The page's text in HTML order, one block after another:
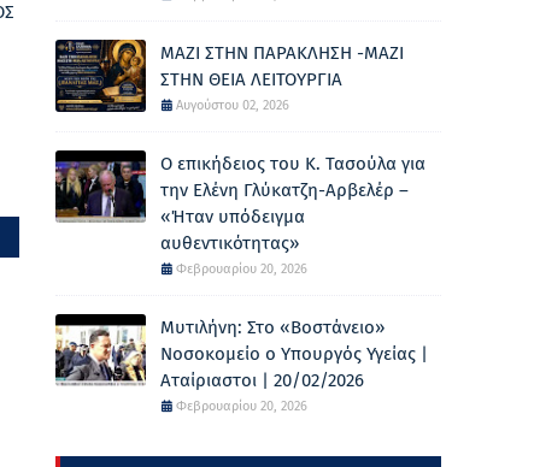
ΜΑΖΙ ΣΤΗΝ ΠΑΡΑΚΛΗΣΗ -ΜΑΖΙ
ΣΤΗΝ ΘΕΙΑ ΛΕΙΤΟΥΡΓΙΑ
Αυγούστου 02, 2026
Ο επικήδειος του Κ. Τασούλα για
την Ελένη Γλύκατζη-Αρβελέρ –
«Ήταν υπόδειγμα
αυθεντικότητας»
Φεβρουαρίου 20, 2026
Μυτιλήνη: Στο «Βοστάνειο»
Νοσοκομείο ο Υπουργός Υγείας |
Αταίριαστοι | 20/02/2026
Φεβρουαρίου 20, 2026